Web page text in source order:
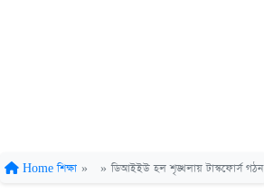
Home শিক্ষা » » ডিআইইউ হল শৃঙ্খলায় টাস্কফোর্স গঠন